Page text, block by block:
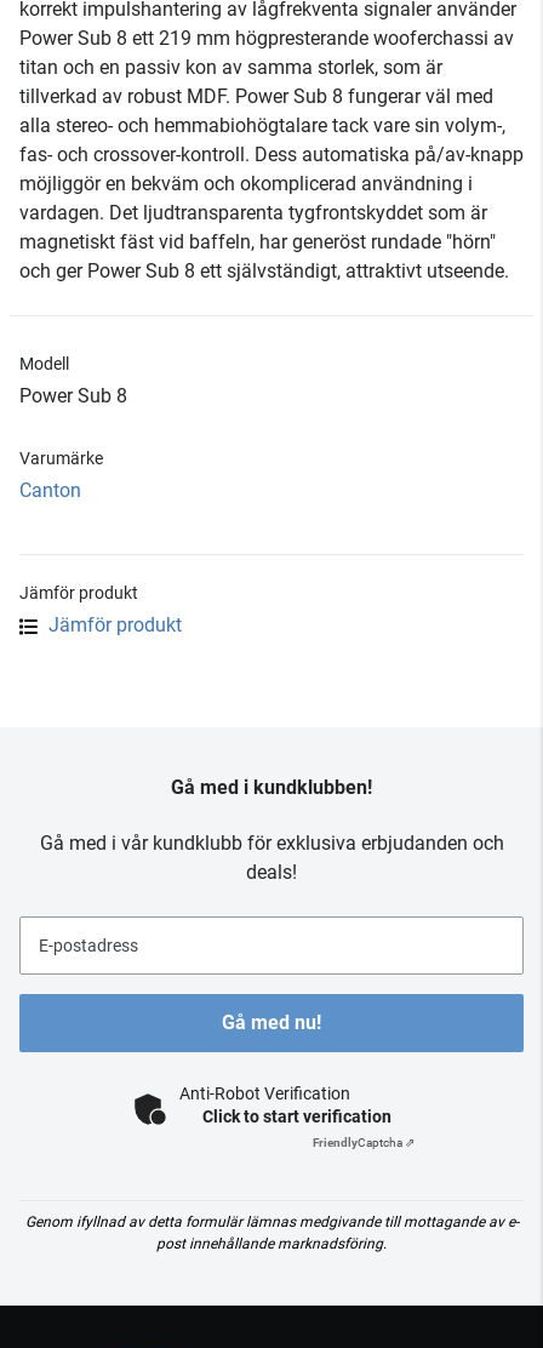
korrekt impulshantering av lågfrekventa signaler använder
Power Sub 8 ett 219 mm högpresterande wooferchassi av
titan och en passiv kon av samma storlek, som är
tillverkad av robust MDF. Power Sub 8 fungerar väl med
alla stereo- och hemmabiohögtalare tack vare sin volym-,
fas- och crossover-kontroll. Dess automatiska på/av-knapp
möjliggör en bekväm och okomplicerad användning i
vardagen. Det ljudtransparenta tygfrontskyddet som är
magnetiskt fäst vid baffeln, har generöst rundade "hörn"
och ger Power Sub 8 ett självständigt, attraktivt utseende.
Modell
Power Sub 8
Varumärke
Canton
Jämför produkt
Jämför produkt
Gå med i kundklubben!
Gå med i vår kundklubb för exklusiva erbjudanden och
deals!
E-postadress
Gå med nu!
Anti-Robot Verification
Click to start verification
FriendlyCaptcha ⇗
Genom ifyllnad av detta formulär lämnas medgivande till mottagande av e-
post innehållande marknadsföring.